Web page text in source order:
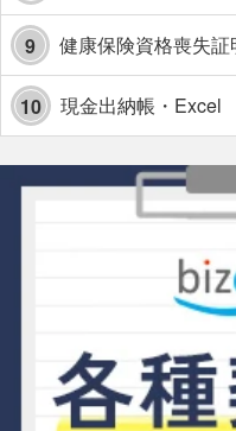
9
10 現金出納帳・Excel